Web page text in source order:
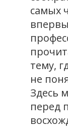
самых
тему,
не
Здесь
перед